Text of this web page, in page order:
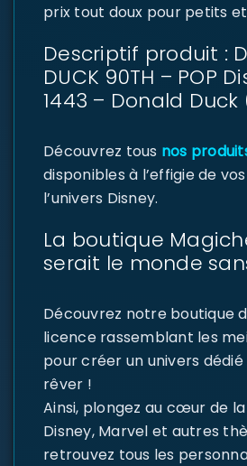
prix tout doux pour petits
Descriptif produit :
DUCK 90TH – POP
1443 – Donald Duck
Découvrez tous nos
disponibles à l’effigie de
l’univers Disney.
La boutique
serait le monde
Découvrez notre boutique
licence rassemblant les
pour créer un univers
rêver !
Ainsi, plongez au cœur de
Disney, Marvel et autres
retrouvez tous les